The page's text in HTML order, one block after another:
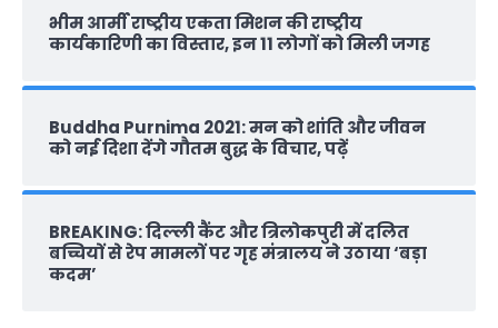
भीम आर्मी राष्‍ट्रीय एकता मिशन की राष्‍ट्रीय
कार्यकारिणी का विस्तार, इन 11 लोगों को मिली जगह
Buddha Purnima 2021: मन को शांति और जीवन
को नई दिशा देंगे गौतम बुद्ध के विचार, पढ़ें
BREAKING: दिल्‍ली कैंट और त्रिलोकपुरी में दलित
बच्चियों से रेप मामलों पर गृह मंत्रालय ने उठाया ‘बड़ा
कदम’